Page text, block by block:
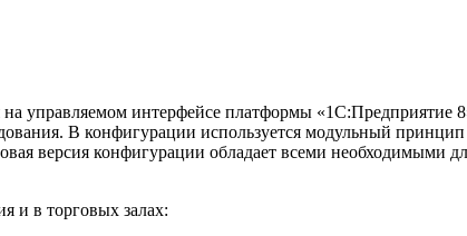
управляемом интерфейсе платформы «1С:Предприятие
В конфигурации используется модульный
версия конфигурации обладает всеми необходимыми
и в торговых залах: